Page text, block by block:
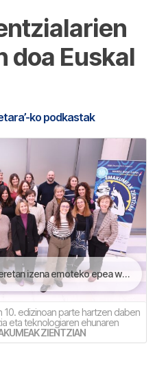
doa Euskal
ko podkastak
www.emakumeakzientzian.eus webgunean | Lau Haizetara
10. edizinoan parte hartzen daben
eta teknologiaren ehunaren
ZIENTZIAN